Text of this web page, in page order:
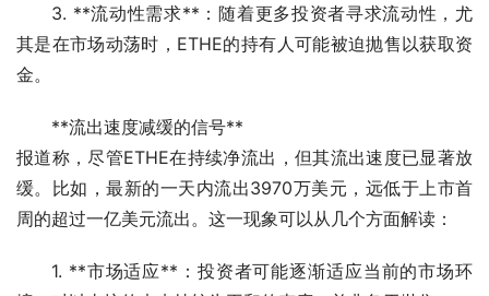
3. **流动性需求**：随着更多投资者寻求流动性，尤
其是在市场动荡时，ETHE的持有人可能被迫抛售以获取资
金。
**流出速度减缓的信号**
报道称，尽管ETHE在持续净流出，但其流出速度已显著放
缓。比如，最新的一天内流出3970万美元，远低于上市首
周的超过一亿美元流出。这一现象可以从几个方面解读：
1. **市场适应**：投资者可能逐渐适应当前的市场环